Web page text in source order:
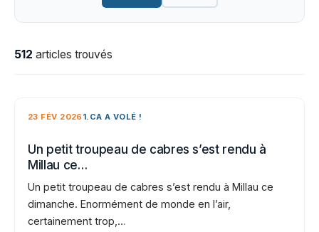
512 articles trouvés
23 FÉV 2026 1.CA A VOLÉ !
Un petit troupeau de cabres s’est rendu à
Millau ce…
Un petit troupeau de cabres s’est rendu à Millau ce
dimanche. Enormément de monde en l’air,
certainement trop,…